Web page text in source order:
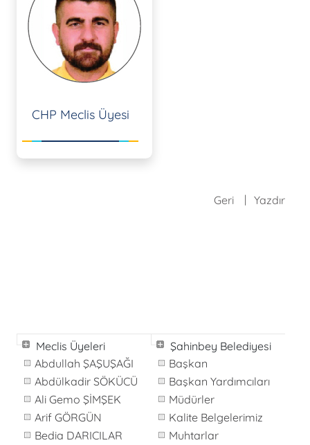
CHP Meclis Üyesi
Geri Yazdır
Meclis Üyeleri
Abdullah ŞAŞUŞAĞI
Abdülkadir SÖKÜCÜ
Ali Gemo ŞİMŞEK
Arif GÖRGÜN
Bedia DARICILAR
Şahinbey Belediyesi
Başkan
Başkan Yardımcıları
Müdürler
Kalite Belgelerimiz
Muhtarlar